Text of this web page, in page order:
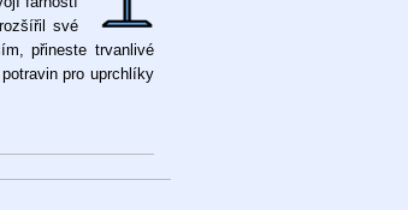
své
přineste trvanlivé
pro uprchlíky